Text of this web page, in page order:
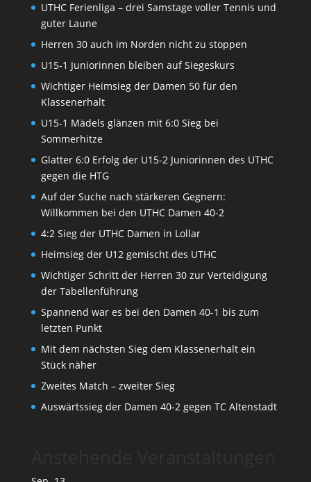
UTHC Ferienliga – drei Samstage voller Tennis und
guter Laune
Herren 30 auch im Norden nicht zu stoppen
U15-1 Juniorinnen bleiben auf Siegeskurs
Wichtiger Heimsieg der Damen 50 für den
Klassenerhalt
U15-1 Mädels glänzen mit 6:0 Sieg bei
Sommerhitze
Glatter 6:0 Erfolg der U15-2 Juniorinnen des UTHC
gegen die HTG
Auf der Suche nach stärkeren Gegnern:
Willkommen bei den UTHC Damen 40-2
4:2 Sieg der UTHC Damen in Lollar
Heimsieg der U12 gemischt des UTHC
Wichtiger Schritt der Herren 30 zur Verteidigung
der Tabellenführung
Spannend war es bei den Damen 40-1 bis zum
letzten Punkt
Mit dem nächsten Sieg dem Klassenerhalt ein
Stück näher
Zweites Match – zweiter Sieg
Auswärtssieg der Damen 40-2 gegen TC Altenstadt